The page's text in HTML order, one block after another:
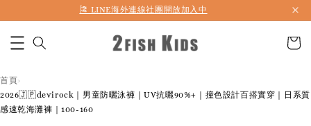
首購折50 ｜ 滿1,500 免運 ｜ 滿2,900 折140 ｜ 3%購物金
首頁›
2026🇯🇵devirock｜男童防曬泳褲｜UV抗曬90%+｜撞色設計百搭實穿｜日系質
感速乾海灘褲｜100-160